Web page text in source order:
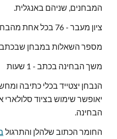
המבחנים, שניהם באנגלית.
ציון מעבר - 76 בכל אחת מהבחינות (בכתב ובע"פ).
מספר השאלות במבחן שבכתב -
משך הבחינה בכתב - 1 שעות
הבחינה.
החומר הכתוב שלהלן והתרגול